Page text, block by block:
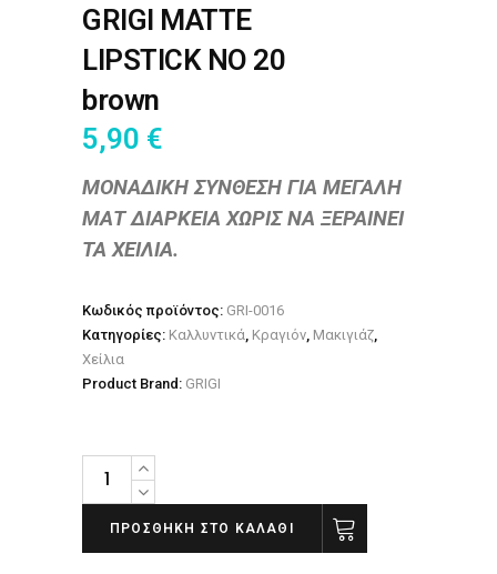
GRIGI MATTE
LIPSTICK NO 20
brown
5,90 €
ΜΟΝΑΔΙΚΗ ΣΥΝΘΕΣΗ ΓΙΑ ΜΕΓΑΛΗ
ΜΑΤ ΔΙΑΡΚΕΙΑ ΧΩΡΙΣ ΝΑ ΞΕΡΑΙΝΕΙ
ΤΑ ΧΕΙΛΙΑ.
Κωδικός προϊόντος: GRI-0016
Κατηγορίες: Καλλυντικά, Κραγιόν, Μακιγιάζ,
Χείλια
Product Brand: GRIGI
GRIGI
LIPSTICK
NO
ΠΡΟΣΘΉΚΗ ΣΤΟ ΚΑΛΆΘΙ